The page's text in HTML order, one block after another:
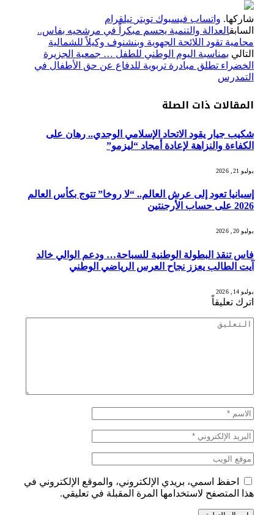
شاركها. واتساب فيسبوك تويتر تيلقرام
السابقالعدالة والتنمية يحسم مبكراً في مرشحيه بفاس..
محامية تقود اللائحة الجهوية وبنشنوف وكيلاً للشمالية
التالي بمناسبة اليوم الوطني للطفل … جمعية الجزيرة
الخضراء تطلق مبادرة تربوية للدفاع عن حق الأطفال في
التمدرس
المقالات ذات الصلة
شكيب جيار يقود الاتحاد الإسلامي الوجدي.. رهان على
الكفاءة والنزاهة لإعادة أمجاد “ليزمو”
يوليو 21, 2026
إسبانيا تعود إلى عرش العالم.. “لا روخا” تتوج بكأس العالم
2026 على حساب الأرجنتين
يوليو 20, 2026
فاس تنقذ البطولة الوطنية للسباحة… ودعم الوالي خالد
آيت الطالب يعزز نجاح العرس الرياضي الوطني
يوليو 14, 2026
اترك تعليقاً
احفظ اسمي، بريدي الإلكتروني، والموقع الإلكتروني في
هذا المتصفح لاستخدامها المرة المقبلة في تعليقي.